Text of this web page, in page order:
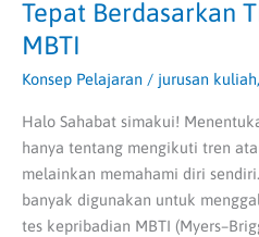
Tepat Berdasarkan
MBTI
Konsep Pelajaran / jurusan kuliah,
Halo Sahabat simakui!
hanya tentang mengikuti tren
melainkan memahami diri
banyak digunakan untuk
tes kepribadian MBTI